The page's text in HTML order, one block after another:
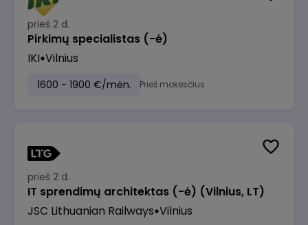
prieš 2 d.
Pirkimų specialistas (-ė)
IKI Vilnius
1600 - 1900 €/mėn. Prieš mokesčius
prieš 2 d.
IT sprendimų architektas (-ė) (Vilnius, LT)
JSC Lithuanian Railways Vilnius